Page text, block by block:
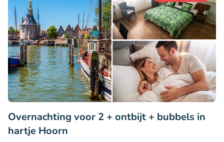
Overnachting voor 2 + ontbijt + bubbels in
hartje Hoorn